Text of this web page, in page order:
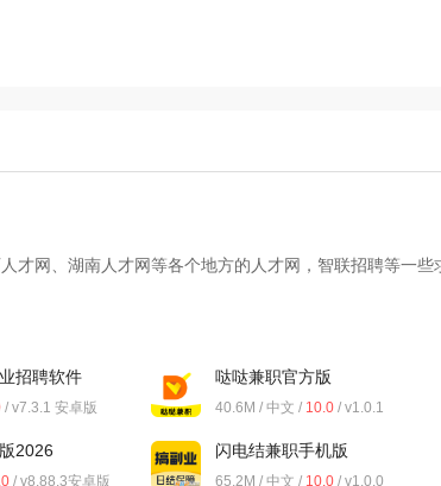
才网、湖南人才网等各个地方的人才网，智联招聘等一些
招聘软件
/ v7.3.1 安卓版
哒哒兼职官方版
40.6M / 中文 / 10.0 / v1.0.1
2026
/ v8.88.3安卓版
闪电结兼职手机版
65.2M / 中文 / 10.0 / v1.0.0